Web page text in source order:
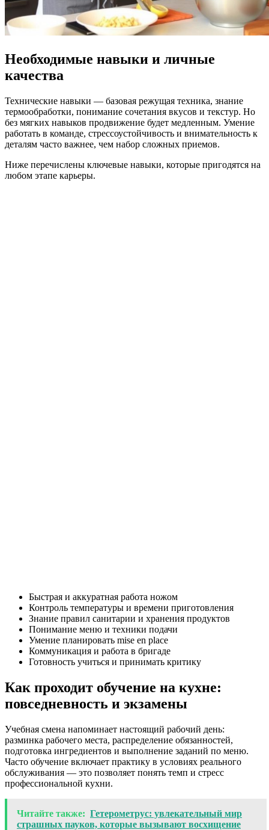
Необходимые навыки и личные
качества
Технические навыки — базовая режущая техника, знание
термообработки, понимание сочетания вкусов и текстур. Но
без мягких навыков продвижение будет медленным. Умение
работать в команде, стрессоустойчивость и внимательность к
деталям часто важнее, чем набор сложных приемов.
Ниже перечислены ключевые навыки, которые пригодятся на
любом этапе карьеры.
Быстрая и аккуратная работа ножом
Контроль температуры и времени приготовления
Знание правил санитарии и хранения продуктов
Понимание меню и техники подачи
Умение планировать mise en place
Коммуникация и работа в бригаде
Готовность учиться и принимать критику
Как проходит обучение на кухне:
повседневность и экзамены
Учебная смена напоминает настоящий рабочий день:
разминка рабочего места, распределение обязанностей,
подготовка ингредиентов и выполнение заданий по меню.
Часто обучение включает практику в условиях реального
обслуживания — это позволяет понять темп и стресс
профессиональной кухни.
Читайте также: Гетерометрус: увлекательный мир
страшных пауков, которые вызывают восхищение